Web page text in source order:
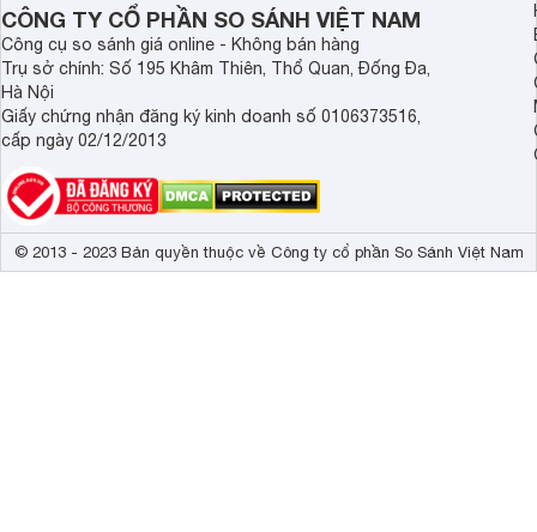
CÔNG TY CỔ PHẦN SO SÁNH VIỆT NAM
Công cụ so sánh giá online - Không bán hàng
Trụ sở chính: Số 195 Khâm Thiên, Thổ Quan, Đống Đa,
Hà Nội
Giấy chứng nhận đăng ký kinh doanh số 0106373516,
cấp ngày 02/12/2013
© 2013 - 2023 Bản quyền thuộc về Công ty cổ phần So Sánh Việt Nam